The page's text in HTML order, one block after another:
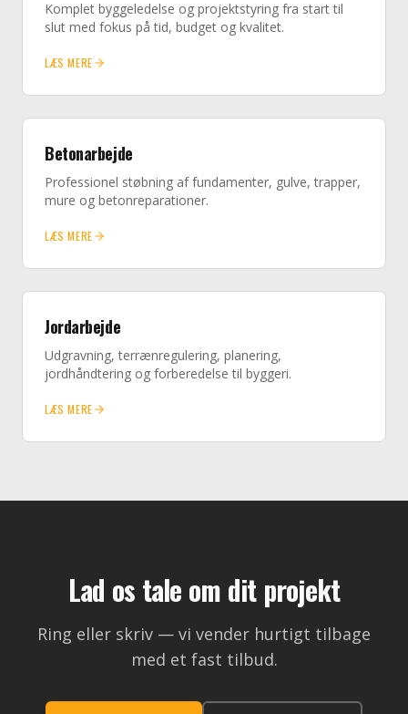
Komplet byggeledelse og projektstyring fra start til
slut med fokus på tid, budget og kvalitet.
LÆS MERE
Betonarbejde
Professionel støbning af fundamenter, gulve, trapper,
mure og betonreparationer.
LÆS MERE
Jordarbejde
Udgravning, terrænregulering, planering,
jordhåndtering og forberedelse til byggeri.
LÆS MERE
Lad os tale om dit projekt
Ring eller skriv — vi vender hurtigt tilbage
med et fast tilbud.